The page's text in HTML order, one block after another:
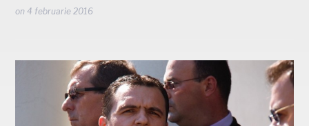
on4 februarie 2016